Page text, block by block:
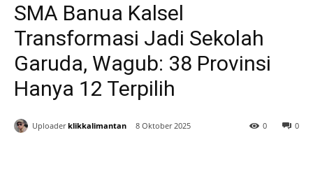
SMA Banua Kalsel
Transformasi Jadi Sekolah
Garuda, Wagub: 38 Provinsi
Hanya 12 Terpilih
Uploader klikkalimantan 8 Oktober 2025 0
0